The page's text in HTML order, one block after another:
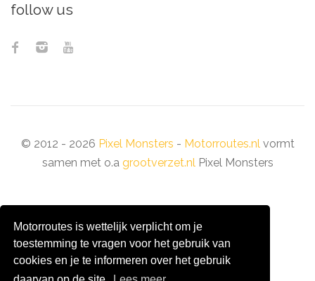
Motorroutes is wettelijk verplicht om je
toestemming te vragen voor het gebruik van
cookies en je te informeren over het gebruik
follow us
© 2012 - 2026 Pixel Monsters - Motorroutes.nlvormt
samen met o.a grootverzet.nlPixel Monsters